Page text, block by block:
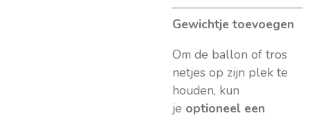
Gewichtje toevoegen
Om de ballon of tros
netjes op zijn plek te
houden, kun
je optioneel een